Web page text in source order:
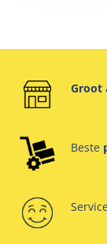
Groot
Beste